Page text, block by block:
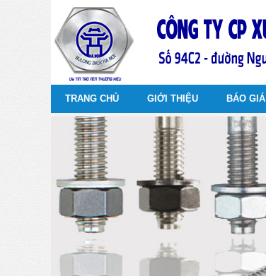
TRANG CHỦ GIỚI THIỆU BÁO GIÁ